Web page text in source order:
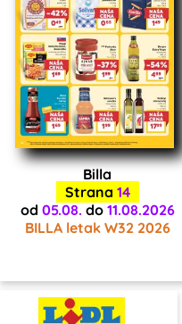
Billa
Strana 14
od 05.08. do 11.08.2026
BILLA letak W32 2026